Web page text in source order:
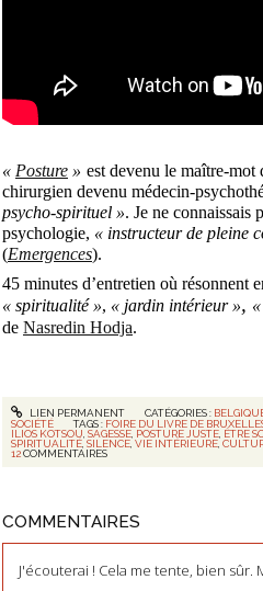
« Posture » est devenu le maître-mot
chirurgien devenu médecin-
psycho-spirituel ». Je ne connaissais
psychologie, « instructeur de pleine
(Emergences).
45 minutes d’entretien où résonnent
« spiritualité », « jardin intérieur »,
de Nasredin Hodja.
LIEN PERMANENT CATÉGORIES :
SOCIÉTÉ
TAGS : FOIRE DU LIVRE DE
ILIOS KOTSOU ,SAGESSE POSTURE JUSTE ÊTRE
SPIRITUALITÉ ,SILENCE ,VIE INTÉRIEURE ,
12COMMENTAIRES
COMMENTAIRES
J'écouterai ! Cela me tente, bien sûr.